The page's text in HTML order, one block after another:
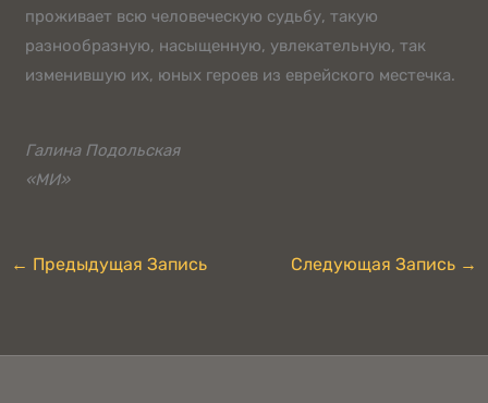
проживает всю человеческую судьбу, такую
разнообразную, насыщенную, увлекательную, так
изменившую их, юных героев из еврейского местечка.
Галина Подольская
«МИ»
← Предыдущая Запись Следующая Запись →